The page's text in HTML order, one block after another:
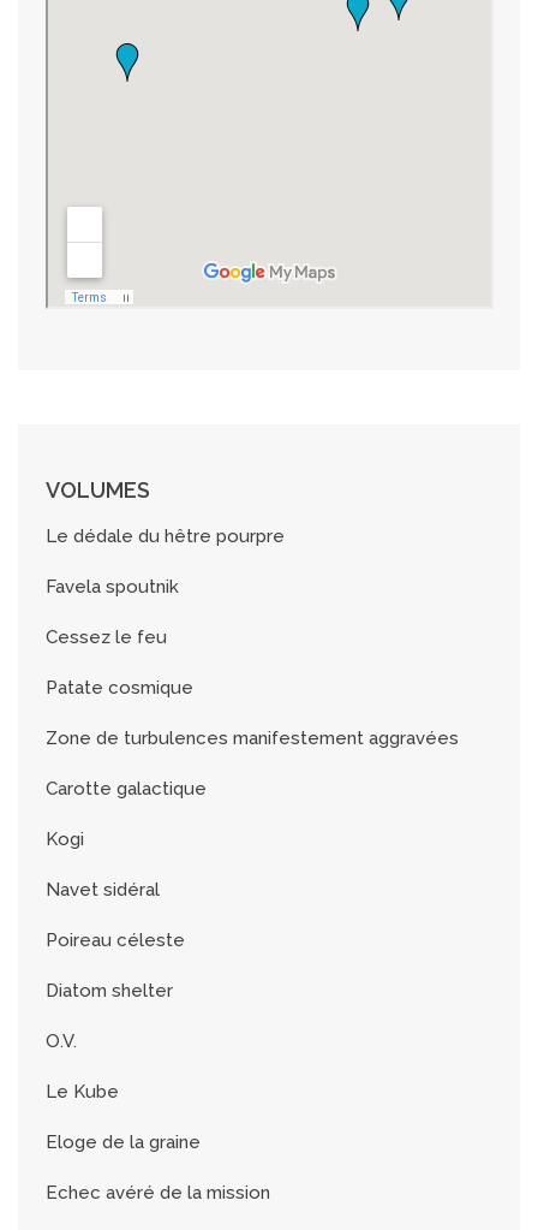
VOLUMES
Le dédale du hêtre pourpre
Favela spoutnik
Cessez le feu
Patate cosmique
Zone de turbulences manifestement aggravées
Carotte galactique
Kogi
Navet sidéral
Poireau céleste
Diatom shelter
O.V.
Le Kube
Eloge de la graine
Echec avéré de la mission